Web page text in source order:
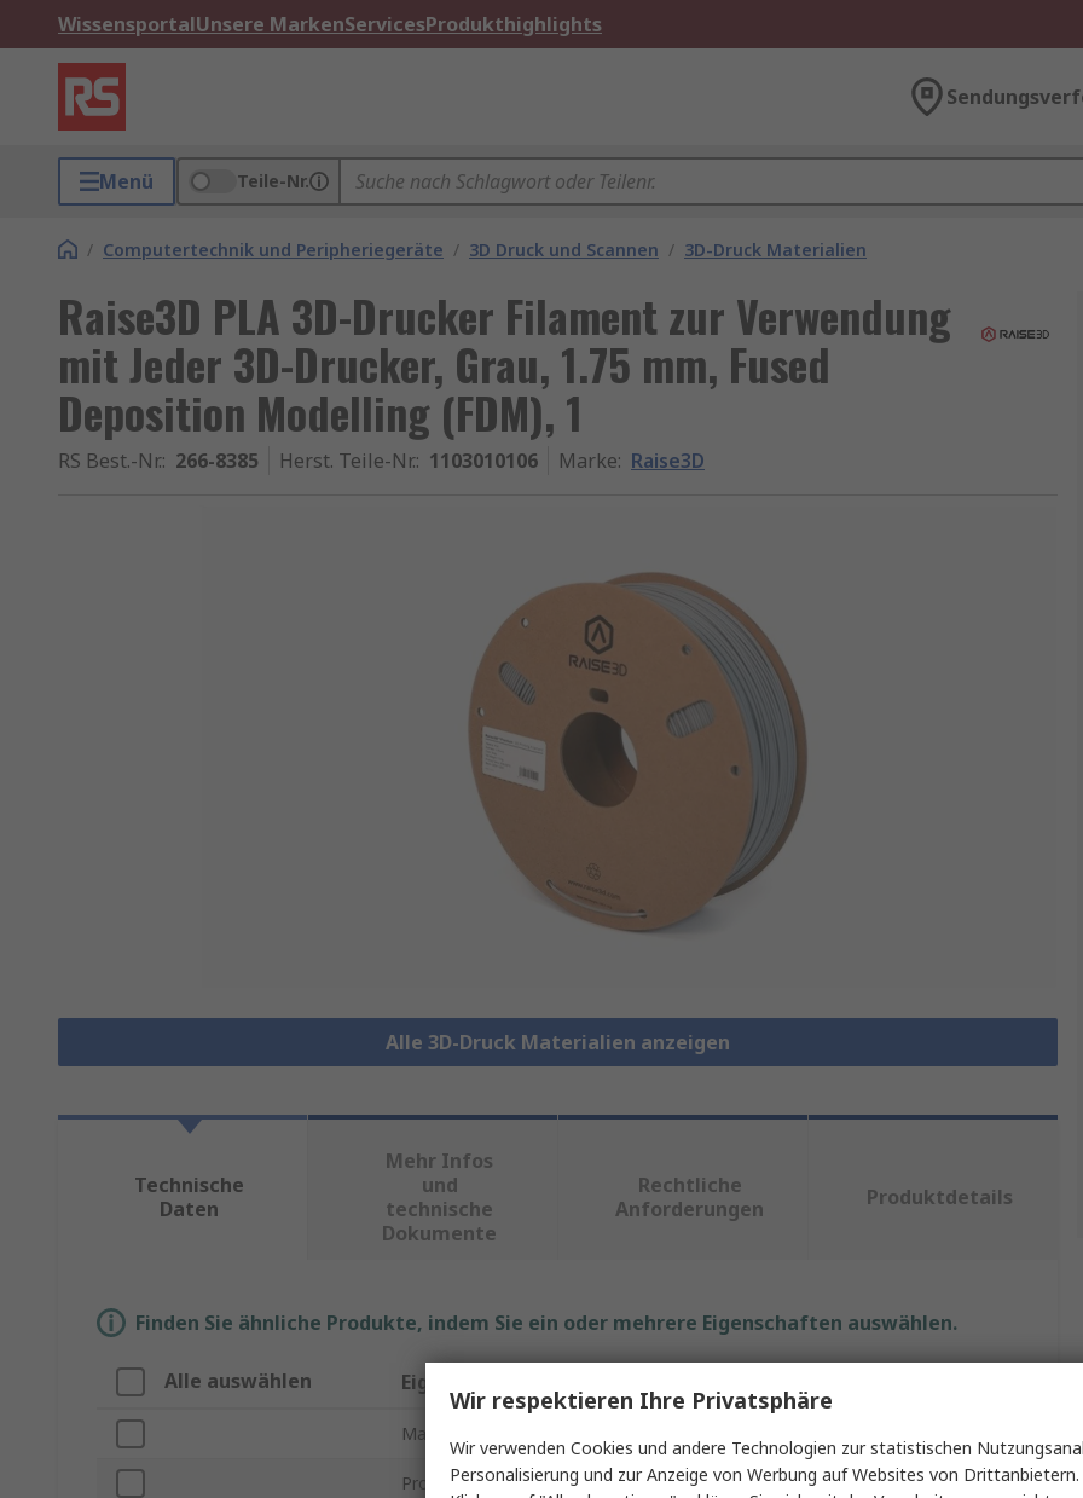
WissensportalUnsere MarkenServicesProdukthighlights
Menü Teile-Nr.
/ Computertechnik und Peripheriegeräte / 3D Druck und Scannen / 3D-Druck Materialien
Raise3D PLA 3D-Drucker Filament zur Verwendung
mit Jeder 3D-Drucker, Grau, 1.75 mm, Fused
Deposition Modelling (FDM), 1
RS Best.-Nr.: 266-8385 Herst. Teile-Nr.: 1103010106 Marke: Raise3D
Alle 3D-Druck Materialien anzeigen
Technische
Daten
Mehr Infos
und
technische
Dokumente
Rechtliche
Anforderungen
Produktdetails
Finden Sie ähnliche Produkte, indem Sie ein oder mehrere Eigenschaften auswählen.
Alle auswählen Eigenschaft
Marke
Produkt Typ 3D-Drucker Filament
Wir respektieren Ihre Privatsphäre
Wir verwenden Cookies und andere Technologien zur statistischen
Personalisierung und zur Anzeige von Werbung auf Websites von